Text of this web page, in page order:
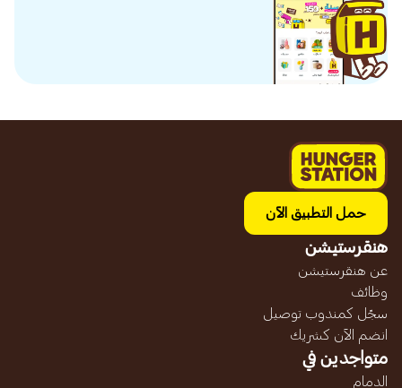
حمل التطبيق الآن
هنقرستيشن
عن هنقرستيشن
وظائف
سجّل كمندوب توصيل
انضم الآن كشريك
متواجدين في
الدمام